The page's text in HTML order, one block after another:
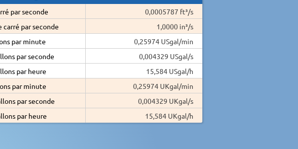
par seconde
0,0005787 ft³/s
carré par seconde
1,0000 in³/s
par minute
0,25974 USgal/min
par seconde
0,004329 USgal/s
par heure
15,584 USgal/h
par minute
0,25974 UKgal/min
par seconde
0,004329 UKgal/s
par heure
15,584 UKgal/h